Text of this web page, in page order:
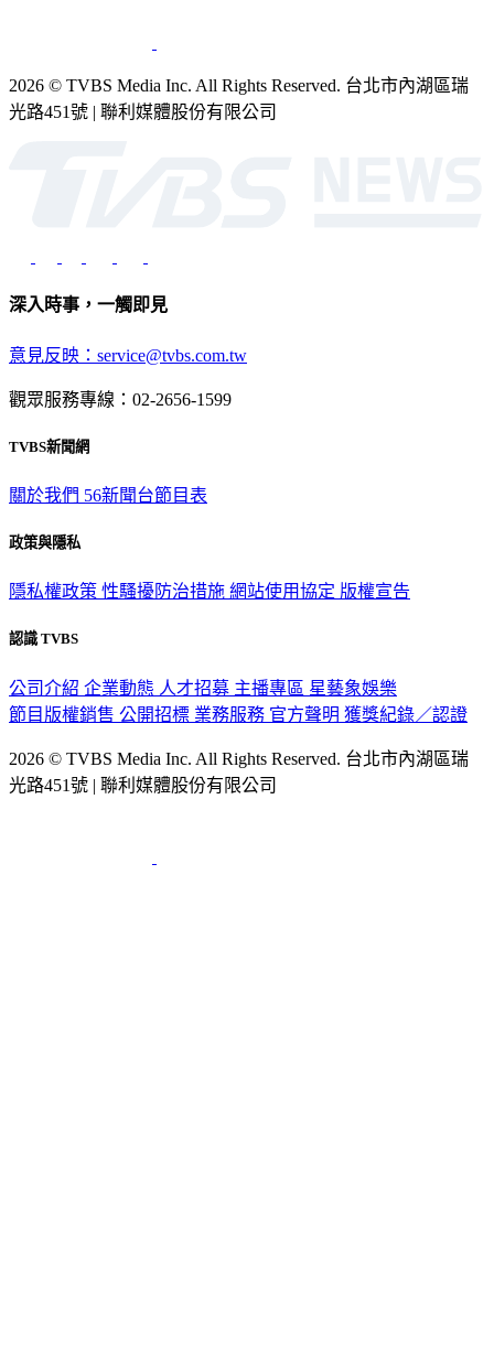
2026 © TVBS Media Inc. All Rights Reserved. 台北市內湖區瑞
光路451號 | 聯利媒體股份有限公司
深入時事，一觸即見
意見反映：service@tvbs.com.tw
觀眾服務專線：02-2656-1599
TVBS新聞網
關於我們 56新聞台節目表
政策與隱私
隱私權政策 性騷擾防治措施 網站使用協定 版權宣告
認識 TVBS
公司介紹 企業動態 人才招募 主播專區 星藝象娛樂
節目版權銷售 公開招標 業務服務 官方聲明 獲獎紀錄／認證
2026 © TVBS Media Inc. All Rights Reserved. 台北市內湖區瑞
光路451號 | 聯利媒體股份有限公司